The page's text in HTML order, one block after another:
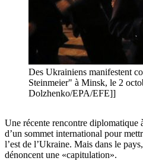
Des Ukrainiens manifestent
Steinmeier" à Minsk, le 2
Dolzhenko/EPA/EFE]]
Une récente rencontre diplomatique
d’un sommet international pour
l’est de l’Ukraine. Mais dans le
dénoncent une «capitulation».